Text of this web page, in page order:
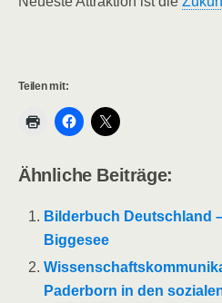
Teilen mit:
Ähnliche Beiträge:
Bilderbuch Deutschland
Biggesee
Paderborn in den